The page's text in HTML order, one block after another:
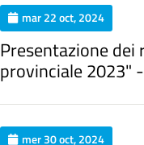
mar 22 oct, 2024
Presentazione
provinciale 2023"
mer 30 oct, 2024